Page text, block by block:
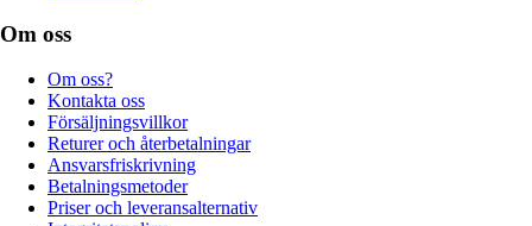
Om oss
Om oss?
Kontakta oss
Försäljningsvillkor
Returer och återbetalningar
Ansvarsfriskrivning
Betalningsmetoder
Priser och leveransalternativ